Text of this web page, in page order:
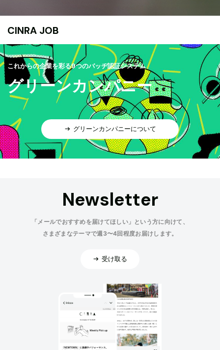
CINRA JOB
これからの企業を彩る9つのバッヂ認証システム
グリーンカンパニー
グリーンカンパニーについて
Newsletter
「メールでおすすめを届けてほしい」という方に向けて、
さまざまなテーマで週3〜4回程度お届けします。
受け取る